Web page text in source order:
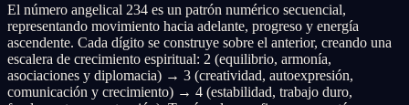
El número angelical 234 es un patrón numérico secuencial,
representando movimiento hacia adelante, progreso y energía
ascendente. Cada dígito se construye sobre el anterior, creando una
escalera de crecimiento espiritual: 2 (equilibrio, armonía,
asociaciones y diplomacia) → 3 (creatividad, autoexpresión,
comunicación y crecimiento) → 4 (estabilidad, trabajo duro,